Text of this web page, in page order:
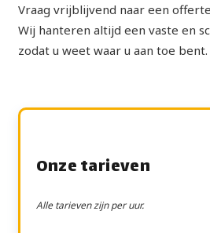
Vraag vrijblijvend naar een
Wij hanteren altijd een vaste en
zodat u weet waar u aan toe bent.
Onze tarieven
Alle tarieven zijn per uur.